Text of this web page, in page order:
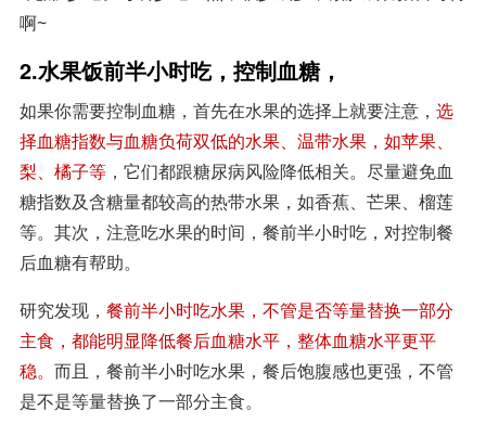
啊~
2.水果饭前半小时吃，控制血糖，
如果你需要控制血糖，首先在水果的选择上就要注意， 选
择血糖指数与血糖负荷双低的水果、温带水果，如苹果、
梨、橘子等，它们都跟糖尿病风险降低相关。尽量避免血
糖指数及含糖量都较高的热带水果，如香蕉、芒果、榴莲
等。其次，注意吃水果的时间，餐前半小时吃，对控制餐
后血糖有帮助。
研究发现， 餐前半小时吃水果，不管是否等量替换一部分
主食，都能明显降低餐后血糖水平，整体血糖水平更平
稳。 而且，餐前半小时吃水果，餐后饱腹感也更强，不管
是不是等量替换了一部分主食。